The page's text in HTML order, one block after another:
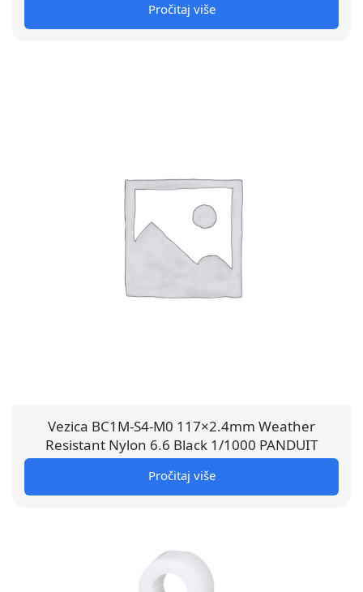
Pročitaj više
Vezica BC1M-S4-M0 117×2.4mm Weather
Resistant Nylon 6.6 Black 1/1000 PANDUIT
Pročitaj više